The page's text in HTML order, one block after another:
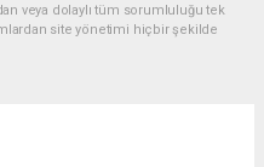
veya dolaylı tüm sorumluluğu tek
site yönetimi hiçbir şekilde